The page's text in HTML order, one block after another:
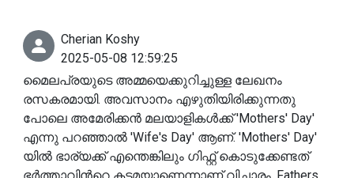
Cherian Koshy
2025-05-08 12:59:25
മൈലപ്രയുടെ അമ്മയെക്കുറിച്ചുള്ള ലേഖനം
രസകരമായി. അവസാനം എഴുതിയിരിക്കുന്നതു
പോലെ അമേരിക്കൻ മലയാളികൾക്ക് 'Mothers' Day'
എന്നു പറഞ്ഞാൽ 'Wife's Day' ആണ്. 'Mothers' Day'
യിൽ ഭാര്യക്ക് എന്തെങ്കിലും ഗിഫ്റ്റ് കൊടുക്കേണ്ടത്